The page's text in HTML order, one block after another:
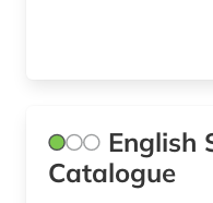
kanada (3)
katalog (2)
English
Catalogue